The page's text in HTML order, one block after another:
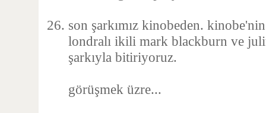
son şarkımız kinobeden.
londralı ikili mark blackburn ve
şarkıyla bitiriyoruz.
görüşmek üzre...